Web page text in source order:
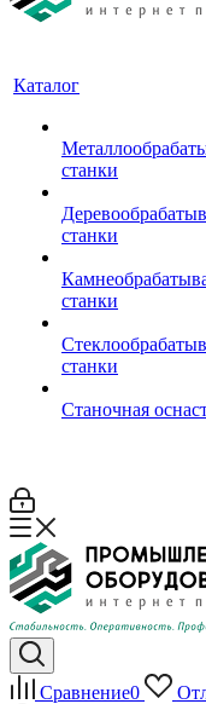
Каталог
станки
станки
станки
станки
Станочная
Сравнение0